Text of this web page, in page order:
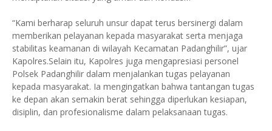
“Kami berharap seluruh unsur dapat terus bersinergi dalam
memberikan pelayanan kepada masyarakat serta menjaga
stabilitas keamanan di wilayah Kecamatan Padanghilir”, ujar
Kapolres.Selain itu, Kapolres juga mengapresiasi personel
Polsek Padanghilir dalam menjalankan tugas pelayanan
kepada masyarakat. Ia mengingatkan bahwa tantangan tugas
ke depan akan semakin berat sehingga diperlukan kesiapan,
disiplin, dan profesionalisme dalam pelaksanaan tugas.